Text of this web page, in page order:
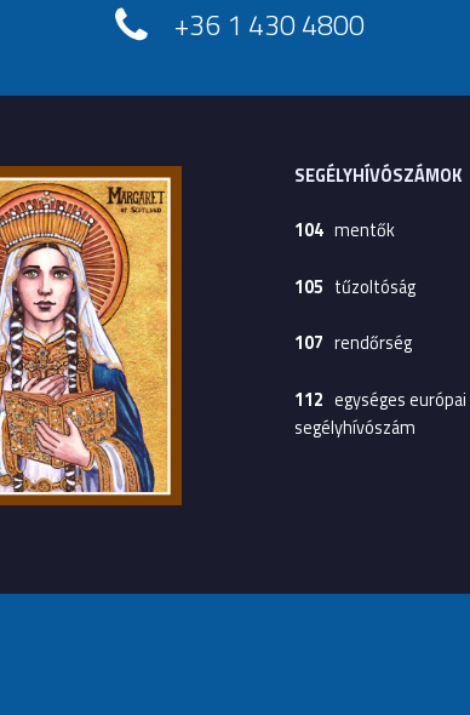
+36 1 430 4800
SEGÉLYHÍVÓSZÁMOK
104mentők
105 tűzoltóság
107 rendőrség
112 egységes európai
segélyhívószám